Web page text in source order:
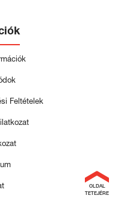
OLDAL
TETEJÉRE
Feltételek